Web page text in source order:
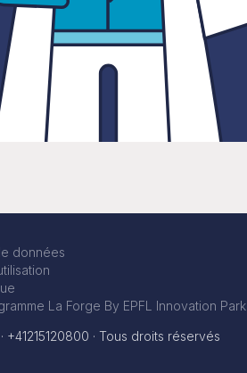
données
La Forge By EPFL Innovation Park
· Tous droits réservés